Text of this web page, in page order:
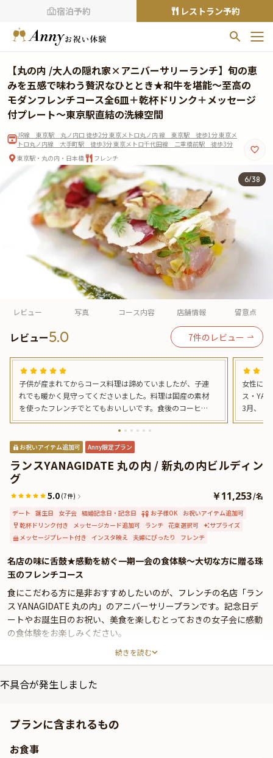
宿泊予約 レストラン予約
お気に入りプラン
お気に入りの登録がありません
プランの をクリックすることで
お気に入りに追加できます。
閲覧履歴
閲覧履歴はありません
過去に見たお店が最大10件まで表示されます。
10件を超えると、古いものから順に削除されます。
TOP
Annyお祝い体験について
Annyお祝いアイテムについて
よくあるご質問
【丸の内 /大人の隠れ家×アニバーサリーランチ】旬の恵
みを五感で味わう贅沢なひととき★和牛を堪能〜至高の
モダンフレンチコース全6皿＋乾杯ドリンク＋メッセージ
付プレート〜東京駅直結の洗練空間
JR線 東京駅 丸ノ内口 徒歩2分 東京メトロ丸ノ内 線 東京駅 徒歩1分 東京メ
トロ丸ノ内線 大手町駅 徒歩3分 東京メトロ千代田線 二重橋前駅 徒歩3分
東京駅・丸の内・日本橋
フレンチ
7/38
レビュー 写真 コース内容 店舗情報 留意点
レビュー5.0 7件のレビュー
子供が産まれてからコース料理は諦めていましたが、子連
れでも暖かく見守ってくださいました。料理は国産の素材
を使ったフレンチでとてもおいしいです。食後のコーヒー
も美味しくてコーヒーを飲みにだけでも伺いたいくらいで
女性に
ス・
3月、 こ
ポスカ
けました
お祝いアイテム追加可 Anny限定プラン
ランスYANAGIDATE 丸の内 / 新丸の内ビルディン
グ
5.0 (7件) ￥11,253/名
デート 誕生日 女子会 結婚記念日・記念日 お子様OK お祝いアイテム追加可
乾杯ドリンク付き
メッセージカード追加可 ランチ 花束選択可
サプライズ
メッセージプレート付き
インスタ映え 夫婦にぴったり フレンチ
名店の味に舌鼓★感動を紡ぐ一期一会の食体験〜大切な方に贈る珠
玉のフレンチコース
食にこだわる方に是非おすすめしたいのが、フレンチの名店「ラン
ス YANAGIDATE 丸の内」のアニバーサリープランです。記念日デ
ートやお誕生日のお祝い、美食を楽しむとっておきの女子会に感動
の食体験をお楽しみください。
大人の隠れ家「ランス YANAGIDATE 丸の内」は、東京駅直結・新
る洗練空間は、大切な方と過ごす特別な日に最適。店内で目を惹
テーブル席へご案内いたしますので、一皿ごとに心が通い合う、穏
続きを読む
不具合が発生しました
プランに含まれるもの
お食事